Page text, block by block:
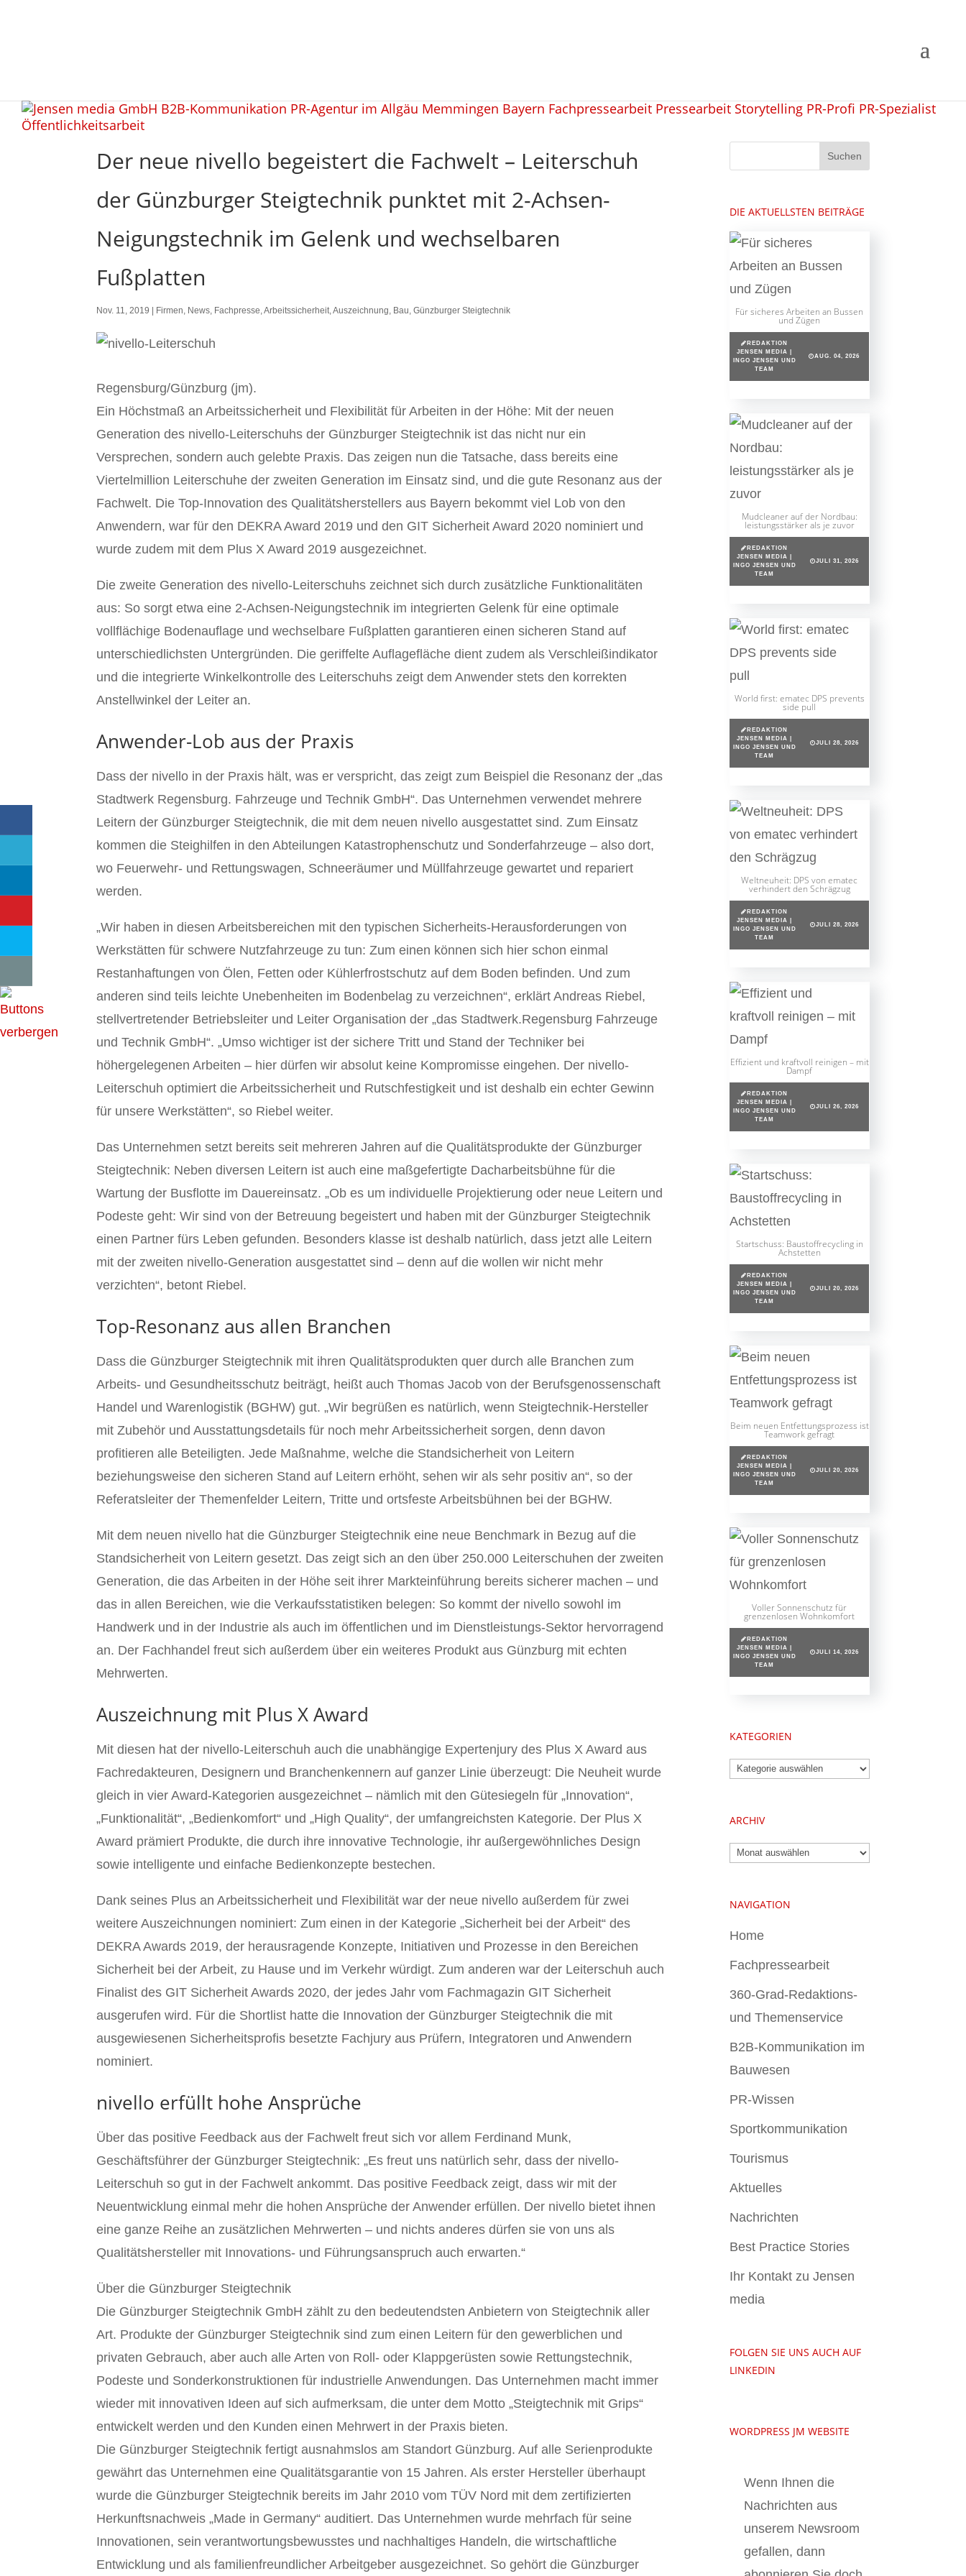
Der neue nivello begeistert die Fachwelt – Leiterschuh
der Günzburger Steigtechnik punktet mit 2-Achsen-
Neigungstechnik im Gelenk und wechselbaren
Fußplatten
Nov. 11, 2019 Firmen, News, Fachpresse,Arbeitssicherheit,Auszeichnung, Bau,Günzburger Steigtechnik
Regensburg/Günzburg (jm).
Ein Höchstmaß an Arbeitssicherheit und Flexibilität für Arbeiten in der Höhe: Mit der neuen
Generation des nivello-Leiterschuhs der Günzburger Steigtechnik ist das nicht nur ein
Versprechen, sondern auch gelebte Praxis. Das zeigen nun die Tatsache, dass bereits eine
Viertelmillion Leiterschuhe der zweiten Generation im Einsatz sind, und die gute Resonanz aus der
Fachwelt. Die Top-Innovation des Qualitätsherstellers aus Bayern bekommt viel Lob von den
Anwendern, war für den DEKRA Award 2019 und den GIT Sicherheit Award 2020 nominiert und
wurde zudem mit dem Plus X Award 2019 ausgezeichnet.
Die zweite Generation des nivello-Leiterschuhs zeichnet sich durch zusätzliche Funktionalitäten
aus: So sorgt etwa eine 2-Achsen-Neigungstechnik im integrierten Gelenk für eine optimale
vollflächige Bodenauflage und wechselbare Fußplatten garantieren einen sicheren Stand auf
unterschiedlichsten Untergründen. Die geriffelte Auflagefläche dient zudem als Verschleißindikator
und die integrierte Winkelkontrolle des Leiterschuhs zeigt dem Anwender stets den korrekten
Anstellwinkel der Leiter an.
Anwender-Lob aus der Praxis
Dass der nivello in der Praxis hält, was er verspricht, das zeigt zum Beispiel die Resonanz der „das
Stadtwerk Regensburg. Fahrzeuge und Technik GmbH“. Das Unternehmen verwendet mehrere
Leitern der Günzburger Steigtechnik, die mit dem neuen nivello ausgestattet sind. Zum Einsatz
kommen die Steighilfen in den Abteilungen Katastrophenschutz und Sonderfahrzeuge – also dort,
wo Feuerwehr- und Rettungswagen, Schneeräumer und Müllfahrzeuge gewartet und repariert
werden.
„Wir haben in diesen Arbeitsbereichen mit den typischen Sicherheits-Herausforderungen von
Werkstätten für schwere Nutzfahrzeuge zu tun: Zum einen können sich hier schon einmal
Restanhaftungen von Ölen, Fetten oder Kühlerfrostschutz auf dem Boden befinden. Und zum
anderen sind teils leichte Unebenheiten im Bodenbelag zu verzeichnen“, erklärt Andreas Riebel,
stellvertretender Betriebsleiter und Leiter Organisation der „das Stadtwerk.Regensburg Fahrzeuge
und Technik GmbH“. „Umso wichtiger ist der sichere Tritt und Stand der Techniker bei
höhergelegenen Arbeiten – hier dürfen wir absolut keine Kompromisse eingehen. Der nivello-
Leiterschuh optimiert die Arbeitssicherheit und Rutschfestigkeit und ist deshalb ein echter Gewinn
für unsere Werkstätten“, so Riebel weiter.
Das Unternehmen setzt bereits seit mehreren Jahren auf die Qualitätsprodukte der Günzburger
Steigtechnik: Neben diversen Leitern ist auch eine maßgefertigte Dacharbeitsbühne für die
Wartung der Busflotte im Dauereinsatz. „Ob es um individuelle Projektierung oder neue Leitern und
Podeste geht: Wir sind von der Betreuung begeistert und haben mit der Günzburger Steigtechnik
einen Partner fürs Leben gefunden. Besonders klasse ist deshalb natürlich, dass jetzt alle Leitern
mit der zweiten nivello-Generation ausgestattet sind ­– denn auf die wollen wir nicht mehr
verzichten“, betont Riebel.
Top-Resonanz aus allen Branchen
Dass die Günzburger Steigtechnik mit ihren Qualitätsprodukten quer durch alle Branchen zum
Arbeits- und Gesundheitsschutz beiträgt, heißt auch Thomas Jacob von der Berufsgenossenschaft
Handel und Warenlogistik (BGHW) gut. „Wir begrüßen es natürlich, wenn Steigtechnik-Hersteller
mit Zubehör und Ausstattungsdetails für noch mehr Arbeitssicherheit sorgen, denn davon
profitieren alle Beteiligten. Jede Maßnahme, welche die Standsicherheit von Leitern
beziehungsweise den sicheren Stand auf Leitern erhöht, sehen wir als sehr positiv an“, so der
Referatsleiter der Themenfelder Leitern, Tritte und ortsfeste Arbeitsbühnen bei der BGHW.
Mit dem neuen nivello hat die Günzburger Steigtechnik eine neue Benchmark in Bezug auf die
Standsicherheit von Leitern gesetzt. Das zeigt sich an den über 250.000 Leiterschuhen der zweiten
Generation, die das Arbeiten in der Höhe seit ihrer Markteinführung bereits sicherer machen – und
das in allen Bereichen, wie die Verkaufsstatistiken belegen: So kommt der nivello sowohl im
Handwerk und in der Industrie als auch im öffentlichen und im Dienstleistungs-Sektor hervorragend
an. Der Fachhandel freut sich außerdem über ein weiteres Produkt aus Günzburg mit echten
Mehrwerten.
Auszeichnung mit Plus X Award
Mit diesen hat der nivello-Leiterschuh auch die unabhängige Expertenjury des Plus X Award aus
Fachredakteuren, Designern und Branchenkennern auf ganzer Linie überzeugt: Die Neuheit wurde
gleich in vier Award-Kategorien ausgezeichnet – nämlich mit den Gütesiegeln für „Innovation“,
„Funktionalität“, „Bedienkomfort“ und „High Quality“, der umfangreichsten Kategorie. Der Plus X
Award prämiert Produkte, die durch ihre innovative Technologie, ihr außergewöhnliches Design
sowie intelligente und einfache Bedienkonzepte bestechen.
Dank seines Plus an Arbeitssicherheit und Flexibilität war der neue nivello außerdem für zwei
weitere Auszeichnungen nominiert: Zum einen in der Kategorie „Sicherheit bei der Arbeit“ des
DEKRA Awards 2019, der herausragende Konzepte, Initiativen und Prozesse in den Bereichen
Sicherheit bei der Arbeit, zu Hause und im Verkehr würdigt. Zum anderen war der Leiterschuh auch
Finalist des GIT Sicherheit Awards 2020, der jedes Jahr vom Fachmagazin GIT Sicherheit
ausgerufen wird. Für die Shortlist hatte die Innovation der Günzburger Steigtechnik die mit
ausgewiesenen Sicherheitsprofis besetzte Fachjury aus Prüfern, Integratoren und Anwendern
nominiert.
nivello erfüllt hohe Ansprüche
Über das positive Feedback aus der Fachwelt freut sich vor allem Ferdinand Munk,
Geschäftsführer der Günzburger Steigtechnik: „Es freut uns natürlich sehr, dass der nivello-
Leiterschuh so gut in der Fachwelt ankommt. Das positive Feedback zeigt, dass wir mit der
Neuentwicklung einmal mehr die hohen Ansprüche der Anwender erfüllen. Der nivello bietet ihnen
eine ganze Reihe an zusätzlichen Mehrwerten – und nichts anderes dürfen sie von uns als
Qualitätshersteller mit Innovations- und Führungsanspruch auch erwarten.“
Über die Günzburger Steigtechnik
Die Günzburger Steigtechnik GmbH zählt zu den bedeutendsten Anbietern von Steigtechnik aller
Art. Produkte der Günzburger Steigtechnik sind zum einen Leitern für den gewerblichen und
privaten Gebrauch, aber auch alle Arten von Roll- oder Klappgerüsten sowie Rettungstechnik,
Podeste und Sonderkonstruktionen für industrielle Anwendungen. Das Unternehmen macht immer
wieder mit innovativen Ideen auf sich aufmerksam, die unter dem Motto „Steigtechnik mit Grips“
entwickelt werden und den Kunden einen Mehrwert in der Praxis bieten.
Die Günzburger Steigtechnik fertigt ausnahmslos am Standort Günzburg. Auf alle Serienprodukte
gewährt das Unternehmen eine Qualitätsgarantie von 15 Jahren. Als erster Hersteller überhaupt
wurde die Günzburger Steigtechnik bereits im Jahr 2010 vom TÜV Nord mit dem zertifizierten
Herkunftsnachweis „Made in Germany“ auditiert. Das Unternehmen wurde mehrfach für seine
Innovationen, sein verantwortungsbewusstes und nachhaltiges Handeln, die wirtschaftliche
Entwicklung und als familienfreundlicher Arbeitgeber ausgezeichnet. So gehört die Günzburger
DIE AKTUELLSTEN BEITRÄGE
Für sicheres Arbeiten an Bussen
und Zügen
REDAKTION
JENSEN MEDIA |
INGO JENSEN UND
TEAM
AUG. 04, 2026
Mudcleaner auf der Nordbau:
leistungsstärker als je zuvor
REDAKTION
JENSEN MEDIA |
INGO JENSEN UND
TEAM
JULI 31, 2026
World first: ematec DPS prevents
side pull
REDAKTION
JENSEN MEDIA |
INGO JENSEN UND
TEAM
JULI 28, 2026
Weltneuheit: DPS von ematec
verhindert den Schrägzug
REDAKTION
JENSEN MEDIA |
INGO JENSEN UND
TEAM
JULI 28, 2026
Effizient und kraftvoll reinigen – mit
Dampf
REDAKTION
JENSEN MEDIA |
INGO JENSEN UND
TEAM
JULI 26, 2026
Startschuss: Baustoffrecycling in
Achstetten
REDAKTION
JENSEN MEDIA |
INGO JENSEN UND
TEAM
JULI 20, 2026
Beim neuen Entfettungsprozess ist
Teamwork gefragt
REDAKTION
JENSEN MEDIA |
INGO JENSEN UND
TEAM
JULI 20, 2026
Voller Sonnenschutz für
grenzenlosen Wohnkomfort
REDAKTION
JENSEN MEDIA |
INGO JENSEN UND
TEAM
JULI 14, 2026
KATEGORIEN
Kategorien
ARCHIV
Archiv
NAVIGATION
Home
Fachpressearbeit
360-Grad-Redaktions-
und Themenservice
B2B-Kommunikation im
Bauwesen
PR-Wissen
Sportkommunikation
Tourismus
Aktuelles
Nachrichten
Best Practice Stories
Ihr Kontakt zu Jensen
media
FOLGEN SIE UNS AUCH AUF
LINKEDIN
WORDPRESS JM WEBSITE
Wenn Ihnen die
Nachrichten aus
unserem Newsroom
gefallen, dann